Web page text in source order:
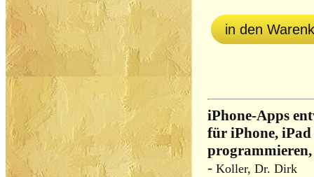
in den
iPhone-Apps
für iPhone,
-
Koller, Dr. Dirk